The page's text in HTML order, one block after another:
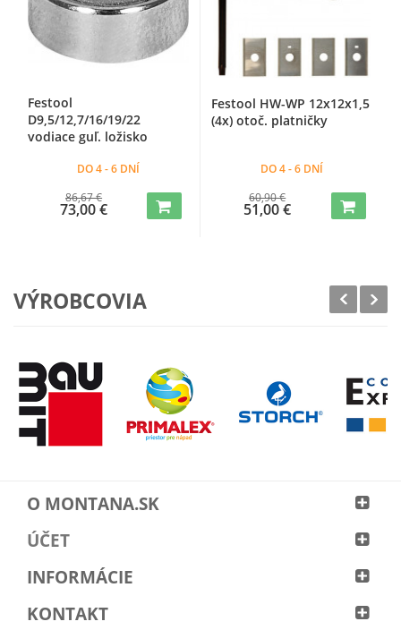
Festool
D9,5/12,7/16/19/22
vodiace guľ. ložisko
DO 4 - 6 DNÍ
86,67 €
73,00 €
Festool HW-WP 12x12x1,5
(4x) otoč. platničky
DO 4 - 6 DNÍ
60,90 €
51,00 €
VÝROBCOVIA
O MONTANA.SK
ÚČET
INFORMÁCIE
KONTAKT